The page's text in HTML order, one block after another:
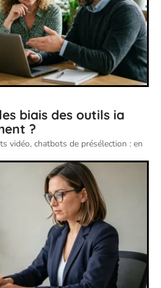
biais des outils ia
?
vidéo, chatbots de présélection : en